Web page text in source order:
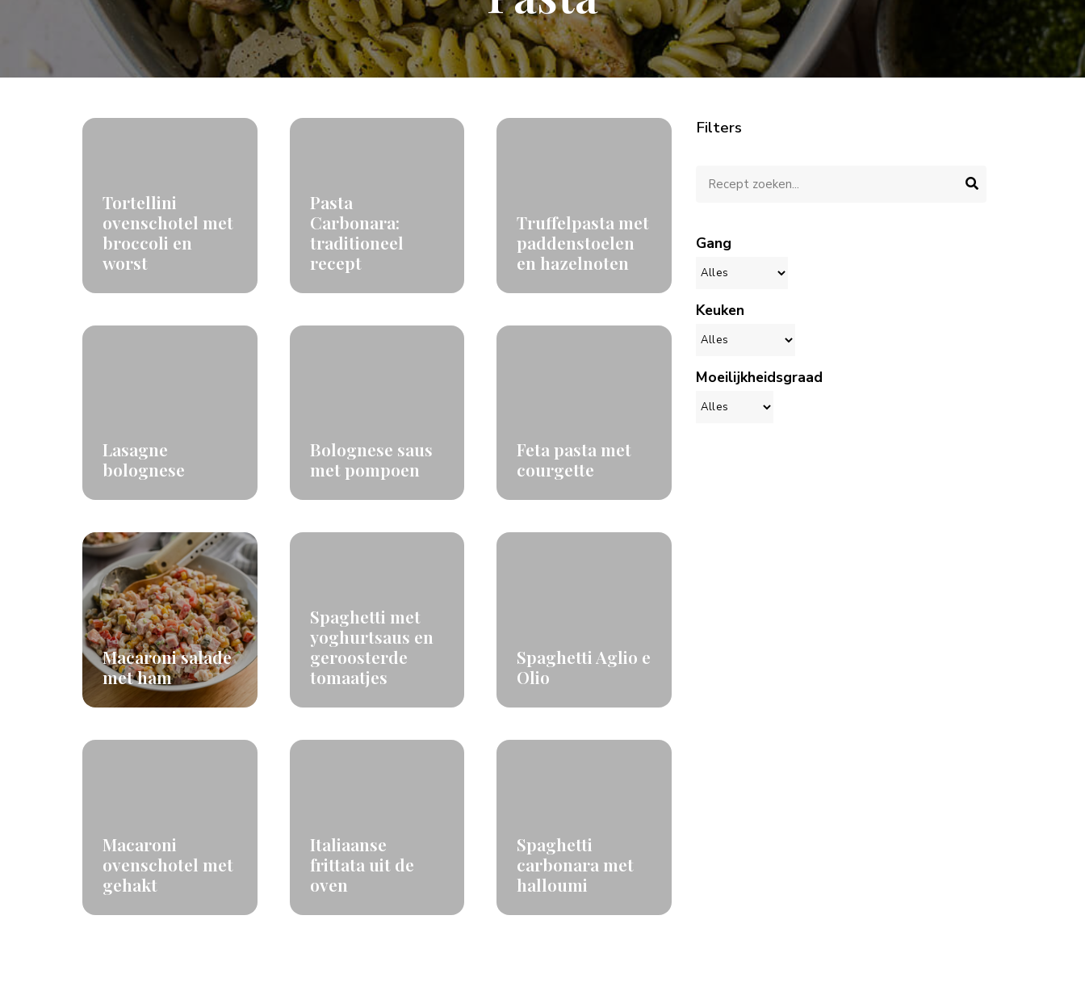
Tortellini
ovenschotel met
broccoli en
worst
Pasta
Carbonara:
traditioneel
recept
Truffelpasta met
paddenstoelen
en hazelnoten
Lasagne
bolognese
Bolognese saus
met pompoen
Feta pasta met
courgette
Macaroni salade
met ham
Spaghetti met
yoghurtsaus en
geroosterde
tomaatjes
Spaghetti Aglio e
Olio
Macaroni
ovenschotel met
gehakt
Italiaanse
frittata uit de
oven
Spaghetti
carbonara met
halloumi
Filters
Gang
Keuken
Moeilijkheidsgraad